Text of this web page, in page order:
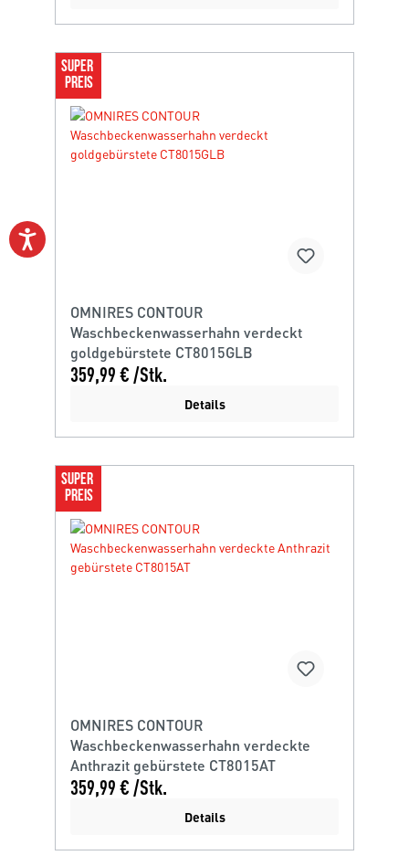
SUPER
PREIS
OMNIRES CONTOUR
Waschbeckenwasserhahn verdeckt
goldgebürstete CT8015GLB
359,99 € /Stk.
Details
SUPER
PREIS
OMNIRES CONTOUR
Waschbeckenwasserhahn verdeckte
Anthrazit gebürstete CT8015AT
359,99 € /Stk.
Details